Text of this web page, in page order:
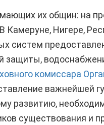
их общин: на
Нигере,
систем
защиты,
комиссара
важнейшей
развитию,
существования и